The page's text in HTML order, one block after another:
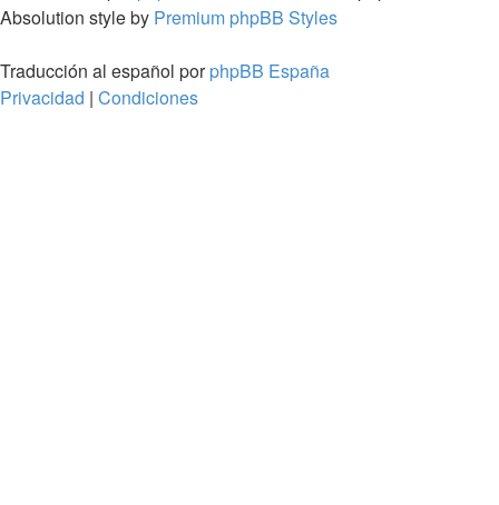
Absolution style by Premium phpBB Styles
Traducción al español porphpBB España
Privacidad | Condiciones